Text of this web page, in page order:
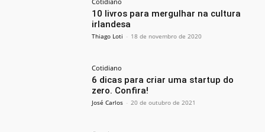
10 livros para mergulhar na cultura
irlandesa
Thiago Loti - 18 de novembro de 2020
Cotidiano
6 dicas para criar uma startup do
zero. Confira!
José Carlos - 20 de outubro de 2021